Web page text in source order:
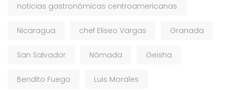
noticias gastronómicas centroamericanas
Nicaragua chef Eliseo Vargas Granada
San Salvador Nómada Geisha
Bendito Fuego Luis Morales